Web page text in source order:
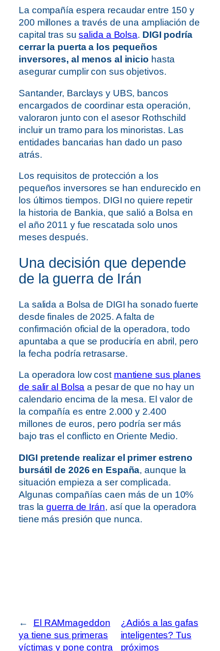
La compañía espera recaudar entre 150 y
200 millones a través de una ampliación de
capital tras susalida a Bolsa. DIGI podría
cerrar la puerta a los pequeños
inversores, al menos al inicio hasta
asegurar cumplir con sus objetivos.
Santander, Barclays y UBS, bancos
encargados de coordinar esta operación,
valoraron junto con el asesor Rothschild
incluir un tramo para los minoristas. Las
entidades bancarias han dado un paso
atrás.
Los requisitos de protección a los
pequeños inversores se han endurecido en
los últimos tiempos. DIGI no quiere repetir
la historia de Bankia, que salió a Bolsa en
el año 2011 y fue rescatada solo unos
meses después.
Una decisión que depende
de la guerra de Irán
La salida a Bolsa de DIGI ha sonado fuerte
desde finales de 2025. A falta de
confirmación oficial de la operadora, todo
apuntaba a que se produciría en abril, pero
la fecha podría retrasarse.
La operadora low cost mantiene sus planes
de salir al Bolsa a pesar de que no hay un
calendario encima de la mesa. El valor de
la compañía es entre 2.000 y 2.400
millones de euros, pero podría ser más
bajo tras el conflicto en Oriente Medio.
DIGI pretende realizar el primer estreno
bursátil de 2026 en España, aunque la
situación empieza a ser complicada.
Algunas compañías caen más de un 10%
tras laguerra de Irán, así que la operadora
tiene más presión que nunca.
←
El RAMmageddon
ya tiene sus primeras
víctimas y pone contra
¿Adiós a las gafas
inteligentes? Tus
próximos